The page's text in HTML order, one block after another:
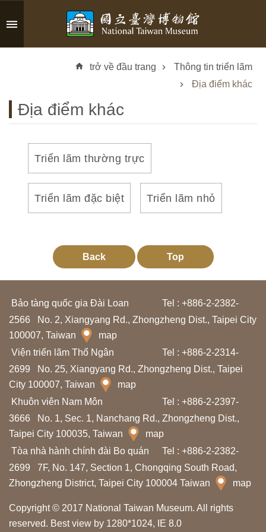
Skip to main content
c
e
e
c
T
h
ô
n
g
t
i
n
t
h
a
m
q
u
a
trở về đầu trang
Thông tin triển lãm
Địa điểm khác
Địa điểm khác
Triển lãm thường trực
Triển lãm đặc biệt Triển lãm nhỏ
Back Top
Bảo tàng quốc gia Đài Loan
Tel : +886-2-2382-
2566
No. 2, Xiangyang Rd., Zhongzheng Dist., Taipei City
100007, Taiwan
map
Viện triển lãm Thổ Ngân
Tel : +886-2-2314-
2699
No. 25, Xiangyang Rd., Zhongzheng Dist., Taipei
City 100007, Taiwan
map
Khuôn viên Nam Môn
Tel : +886-2-2397-
3666
No. 1, Sec. 1, Nanchang Rd., Zhongzheng Dist.,
Taipei City 100035, Taiwan
map
Tòa nhà hành chính đài Bo quán
Tel : +886-2-2382-
2699
7F, No. 147, Section 1, Chongqing South Road,
Zhongzheng District, Taipei City 100004 Taiwan
map
Copyright © 2017 National Taiwan Museum. All rights
reserved. Best view by 1280*1024, IE 8.0